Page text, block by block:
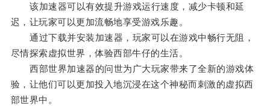
该加速器可以有效提升游戏运行速度，减少卡顿和延
迟，让玩家可以更加流畅地享受游戏乐趣。
通过下载并安装加速器，玩家可以在游戏中畅行无阻，
尽情探索虚拟世界，体验西部牛仔的生活。
西部世界加速器的问世为广大玩家带来了全新的游戏体
验，让他们可以更加投入地沉浸在这个神秘而刺激的虚拟西
部世界中。